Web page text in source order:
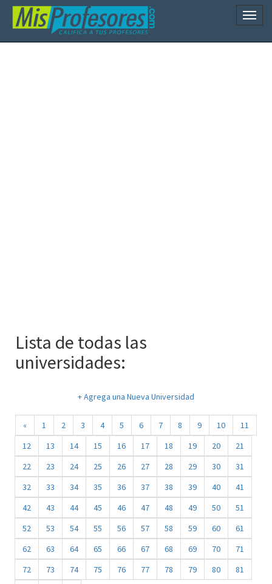
Lista de todas las
universidades:
+ Agrega una Nueva Universidad
« 1 2 3 4 5 6 7 8 9 10
11
12
13 14 15 16 17 18 19 20
21
22
23 24 25 26 27 28 29 30
31
32
33 34 35 36 37 38 39 40
41
42
43 44 45 46 47 48 49 50
51
52
53 54 55 56 57 58 59 60
61
62
63 64 65 66 67 68 69 70
71
72
73 74 75 76 77 78 79 80
81